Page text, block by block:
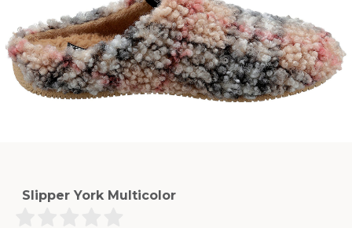
Slipper York Multicolor